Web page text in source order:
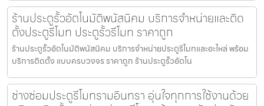
ร้านประตูรั้วอัตโนมัติพนัสนิคม บริการจำหน่ายและติด
ตั้งประตูรีโมท ประตูรั้วรีโมท ราคาถูก
ร้านประตูรั้วอัตโนมัติพนัสนิคม บริการจำหน่ายประตูรีโมทและอะไหล่ พร้อม
บริการติดตั้ง แบบครบวงจร ราคาถูก ร้านประตูรั้วอัตโน
ช่างซ่อมประตูรีโมทรามอินทรา อุ่นใจทุกการใช้งานด้วย